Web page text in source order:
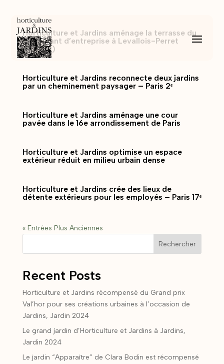
Horticulture et Jardins aménage la terrasse du
restaurant d’entreprise à Levallois-Perret
(92044)
Horticulture et Jardins reconnecte deux jardins
par un cheminement paysager – Paris 2ᵉ
Horticulture et Jardins aménage une cour
pavée dans le 16e arrondissement de Paris
Horticulture et Jardins optimise un espace
extérieur réduit en milieu urbain dense
Horticulture et Jardins crée des lieux de
détente extérieurs pour les employés – Paris 17ᵉ
« Entrées Plus Anciennes
Rechercher
Recent Posts
Horticulture et Jardins récompensé du Grand prix
Val’hor pour ses créations urbaines à l’occasion de
Jardins, Jardin 2024
Le grand jardin d’Horticulture et Jardins à Jardins,
Jardin 2024
Le jardin “Apparaître” de Clara Bodin est récompensé